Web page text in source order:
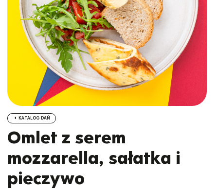
KATALOG DAŃ
Omlet z serem
mozzarella, sałatka i
pieczywo